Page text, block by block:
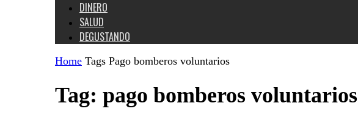
DINERO
SALUD
DEGUSTANDO
Home Tags Pago bomberos voluntarios
Tag: pago bomberos voluntarios